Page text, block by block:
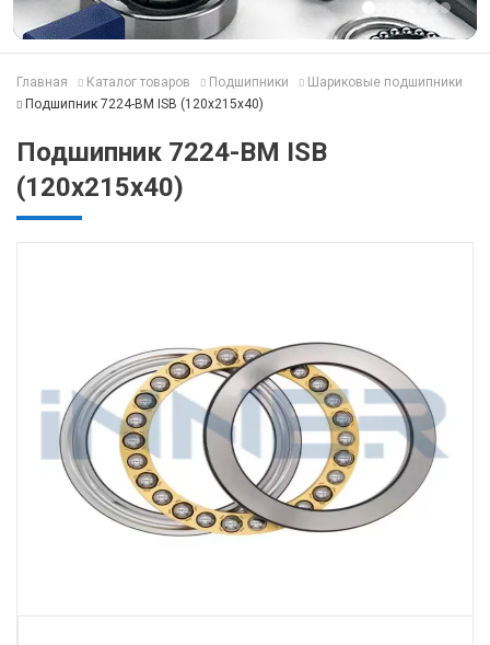
Главная Каталог товаров Подшипники
Шариковые подшипники
Подшипник 7224-BM ISB (120x215x40)
Подшипник 7224-BM ISB
(120x215x40)